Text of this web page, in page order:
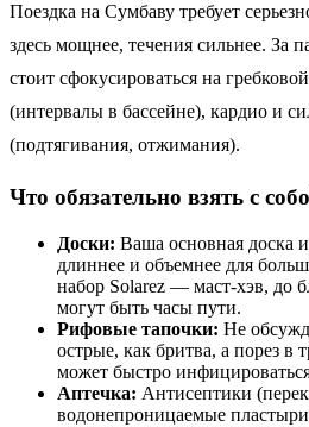
Поездка на Сумбаву требует
здесь мощнее, течения сильнее. За
стоит сфокусироваться на
(интервалы в бассейне), кардио и
(подтягивания, отжимания).
Что обязательно взять с
Доски: Ваша основная доска
длиннее и объемнее для
набор Solarez — маст-хэв, до
могут быть часы пути.
Рифовые тапочки: Не
острые, как бритва, а порез в
может быстро
Аптечка: Антисептики
водонепроницаемые